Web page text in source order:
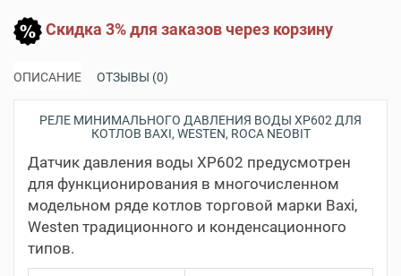
Скидка 3% для заказов через корзину
ОПИСАНИЕ ОТЗЫВЫ (0)
РЕЛЕ МИНИМАЛЬНОГО ДАВЛЕНИЯ ВОДЫ XP602 ДЛЯ
КОТЛОВ BAXI, WESTEN, ROCA NEOBIT
Датчик давления воды XP602 предусмотрен
для функционирования в многочисленном
модельном ряде котлов торговой марки Baxi,
Westen традиционного и конденсационного
типов.